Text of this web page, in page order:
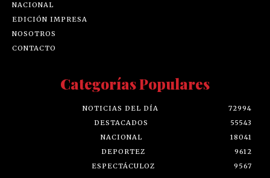
NACIONAL
EDICIÓN IMPRESA
NOSOTROS
CONTACTO
Categorías Populares
NOTICIAS DEL DÍA
72994
DESTACADOS
55543
NACIONAL
18041
DEPORTEZ
9612
ESPECTÁCULOZ
9567